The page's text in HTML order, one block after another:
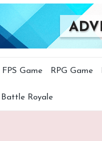
FPS Game RPG Game
Battle Royale